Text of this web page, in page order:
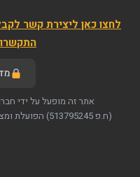
לחצו כאן ליצירת קשר
התקשרו
אתר זה מופעל על ידי
(ח.פ 513795245)
הפועלת